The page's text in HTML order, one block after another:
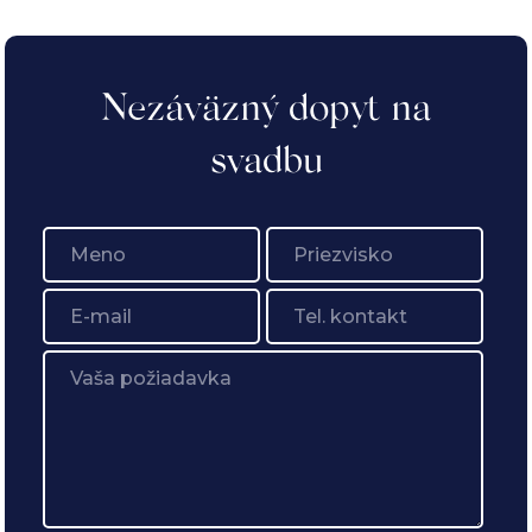
BIO
Farma
Nezáväzný dopyt na
svadbu